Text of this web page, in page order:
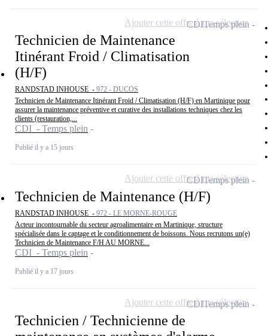
Technicien de Maintenance
Itinérant Froid / Climatisation
(H/F)
RANDSTAD INHOUSE - 972 - DUCOS
Technicien de Maintenance Itinérant Froid / Climatisation (H/F) en Martinique pour
assurer la maintenance préventive et curative des installations techniques chez les
clients (restauration,...
CDI - Temps plein
Publié il y a 15 jours
CDITemps plein
Ajouter cette offre à ma sélection
Technicien de Maintenance (H/F)
RANDSTAD INHOUSE - 972 - LE MORNE-ROUGE
Acteur incontournable du secteur agroalimentaire en Martinique, structure
spécialisée dans le captage et le conditionnement de boissons. Nous recrutons un(e)
Technicien de Maintenance F/H AU MORNE...
CDI - Temps plein
Publié il y a 17 jours
CDITemps plein
Ajouter cette offre à ma sélection
Technicien / Technicienne de
CDITemps plein
Ajouter cette offre à ma sélection